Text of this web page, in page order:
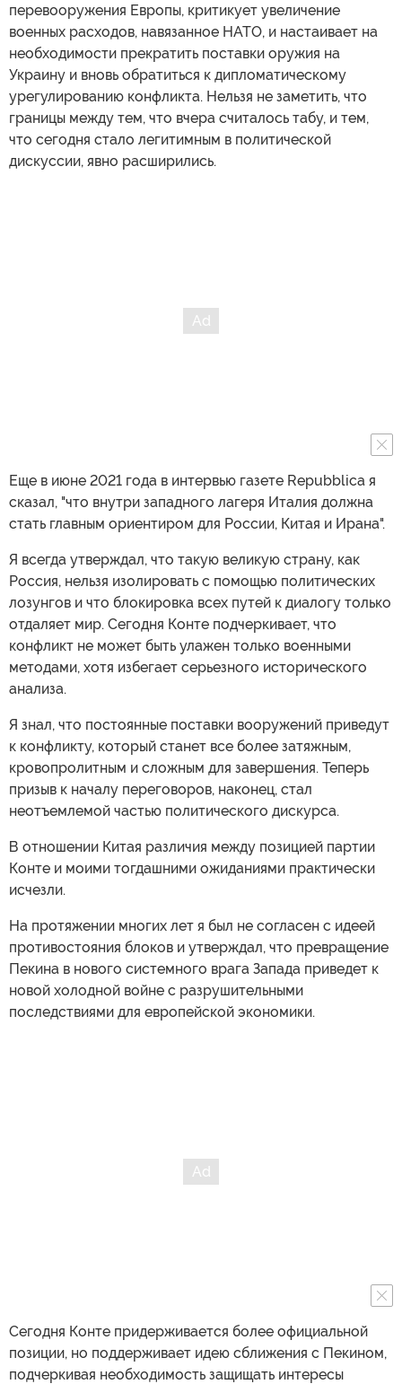
перевооружения Европы, критикует увеличение
военных расходов, навязанное НАТО, и настаивает на
необходимости прекратить поставки оружия на
Украину и вновь обратиться к дипломатическому
урегулированию конфликта. Нельзя не заметить, что
границы между тем, что вчера считалось табу, и тем,
что сегодня стало легитимным в политической
дискуссии, явно расширились.
Еще в июне 2021 года в интервью газете Repubblica я
сказал, "что внутри западного лагеря Италия должна
стать главным ориентиром для России, Китая и Ирана".
Я всегда утверждал, что такую великую страну, как
Россия, нельзя изолировать с помощью политических
лозунгов и что блокировка всех путей к диалогу только
отдаляет мир. Сегодня Конте подчеркивает, что
конфликт не может быть улажен только военными
методами, хотя избегает серьезного исторического
анализа.
Я знал, что постоянные поставки вооружений приведут
к конфликту, который станет все более затяжным,
кровопролитным и сложным для завершения. Теперь
призыв к началу переговоров, наконец, стал
неотъемлемой частью политического дискурса.
В отношении Китая различия между позицией партии
Конте и моими тогдашними ожиданиями практически
исчезли.
На протяжении многих лет я был не согласен с идеей
противостояния блоков и утверждал, что превращение
Пекина в нового системного врага Запада приведет к
новой холодной войне с разрушительными
последствиями для европейской экономики.
Сегодня Конте придерживается более официальной
позиции, но поддерживает идею сближения с Пекином,
подчеркивая необходимость защищать интересы